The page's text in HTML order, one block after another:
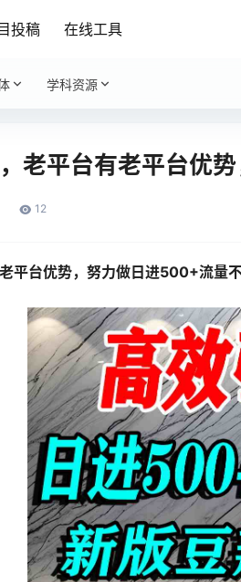
投稿 在线工具
学科资源
老平台有老平台优
12
平台优势，努力做日进500+流量